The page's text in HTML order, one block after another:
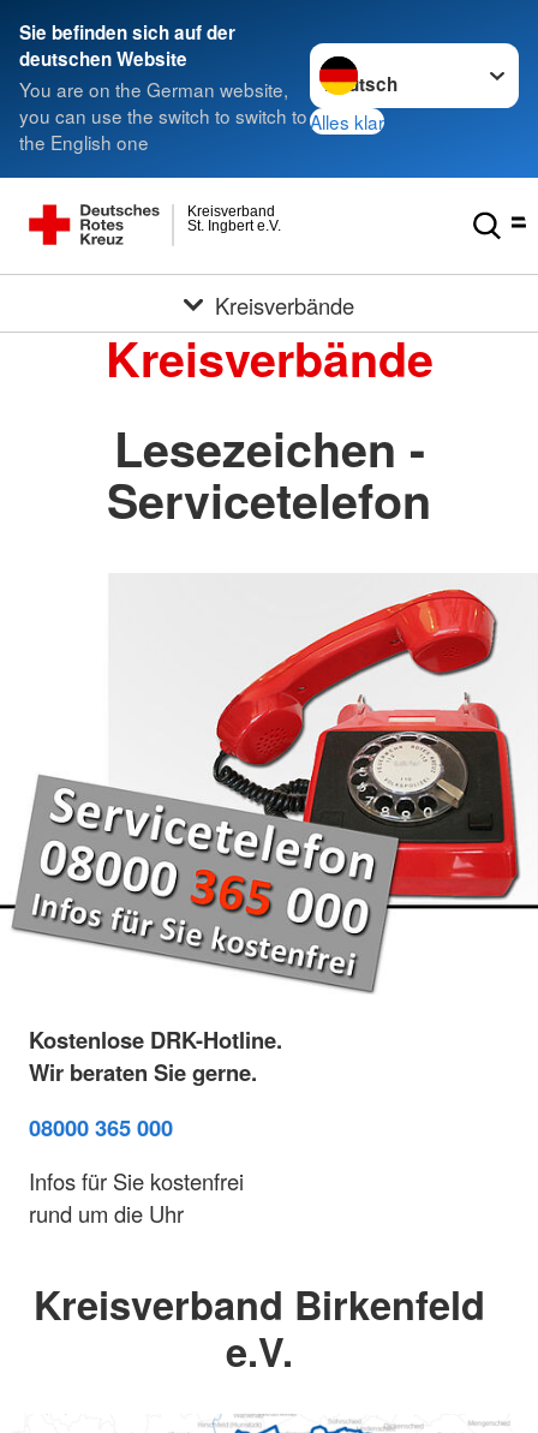
Sie befinden sich auf der
deutschen Website
You are on the German website,
you can use the switch to switch to
the English one
Sprache wechseln zu
Alles klar
St. Ingbert e.V.
Kreisverband
Kreisverbände
Kreisverbände
Lesezeichen -
Servicetelefon
Kostenlose DRK-Hotline.
Wir beraten Sie gerne.
08000 365 000
Infos für Sie kostenfrei
rund um die Uhr
Kreisverband Birkenfeld
e.V.